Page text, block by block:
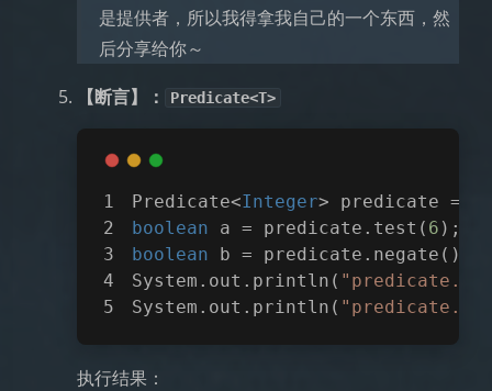
是提供者，所以我得拿我自己的一个东西，然
后分享给你～
【断言】：
Predicate<T>
Predicate<Integer> predicate =
boolean a = predicate.test( 6 );
boolean b =
System.out.println(
System.out.println(
执行结果：